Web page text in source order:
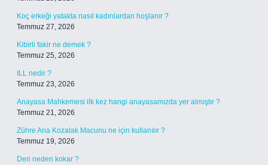
Koç erkeği yatakta nasıl kadınlardan hoşlanır ?
Temmuz 27, 2026
Kibirli fakir ne demek ?
Temmuz 25, 2026
ILL nedir ?
Temmuz 23, 2026
Anayasa Mahkemesi ilk kez hangi anayasamızda yer almıştır ?
Temmuz 21, 2026
Zühre Ana Kozalak Macunu ne için kullanılır ?
Temmuz 19, 2026
Deri neden kokar ?